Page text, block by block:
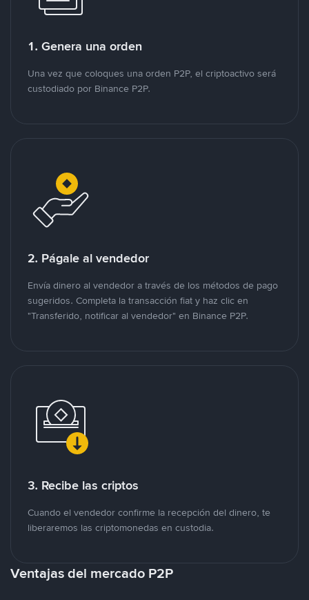
1. Genera una orden
Una vez que coloques una orden P2P, el criptoactivo será
custodiado por Binance P2P.
2. Págale al vendedor
Envía dinero al vendedor a través de los métodos de pago
sugeridos. Completa la transacción fiat y haz clic en
"Transferido, notificar al vendedor" en Binance P2P.
3. Recibe las criptos
Cuando el vendedor confirme la recepción del dinero, te
liberaremos las criptomonedas en custodia.
Ventajas del mercado P2P